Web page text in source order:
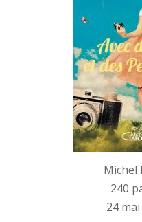
Michel
240
24